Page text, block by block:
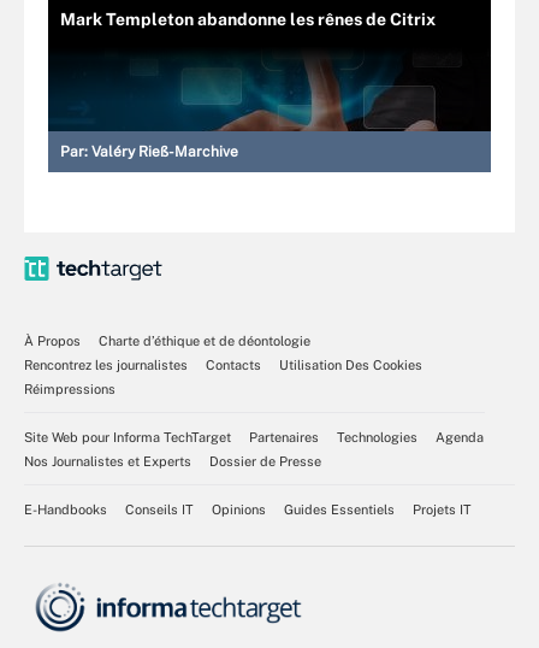
Mark Templeton abandonne les rênes de Citrix
Par: Valéry Rieß-Marchive
À Propos
Charte d’éthique et de déontologie
Rencontrez les journalistes
Contacts
Utilisation Des Cookies
Réimpressions
Site Web pour Informa TechTarget Partenaires Technologies
Agenda
Nos Journalistes et Experts
Dossier de Presse
E-Handbooks Conseils IT Opinions Guides Essentiels Projets IT